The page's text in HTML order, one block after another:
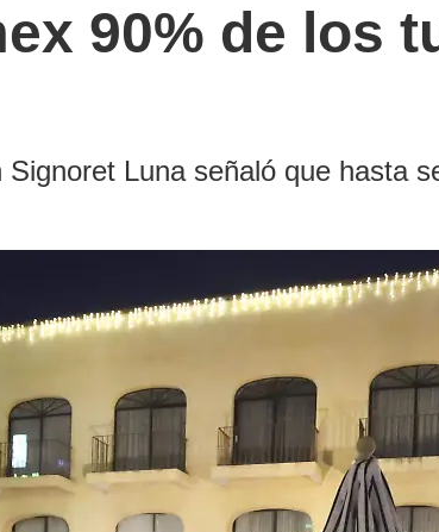
90% de los
Luna señaló que hasta